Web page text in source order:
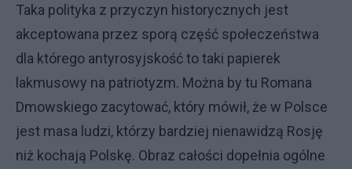
Taka polityka z przyczyn historycznych jest
akceptowana przez sporą część społeczeństwa
dla którego antyrosyjskość to taki papierek
lakmusowy na patriotyzm. Można by tu Romana
Dmowskiego zacytować, który mówił, że w Polsce
jest masa ludzi, którzy bardziej nienawidzą Rosję
niż kochają Polskę. Obraz całości dopełnia ogólne